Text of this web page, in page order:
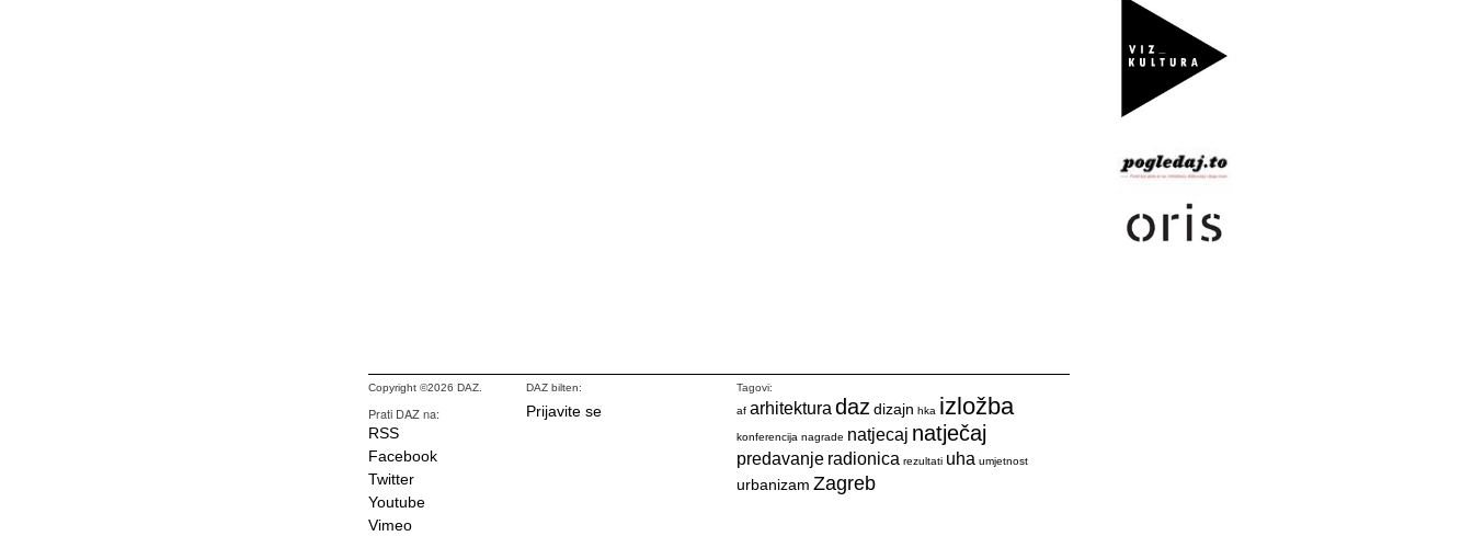
Copyright ©2026 DAZ.
Prati DAZ na:
RSS
Facebook
Twitter
Youtube
Vimeo
DAZ bilten:
Prijavite se
Tagovi:
af arhitektura daz dizajn hka izložba
konferencija nagrade natjecaj natječaj
predavanje radionica rezultati uha umjetnost
urbanizam Zagreb